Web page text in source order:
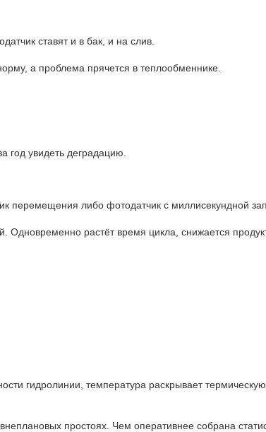
ставят и в бак, и на слив.
а проблема прячется в теплообменнике.
год увидеть деградацию.
перемещения либо фотодатчик с миллисекундной
растёт время цикла, снижается
гидролинии, температура раскрывает термическую
простоях. Чем оперативнее собрана